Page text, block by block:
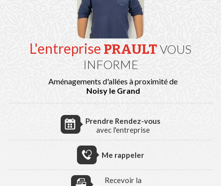
L'entreprise PRAULT VOUS
INFORME
Aménagements d'allées à proximité de
Noisy le Grand
Prendre Rendez-vous
avec l'entreprise
Me rappeler
Recevoir la